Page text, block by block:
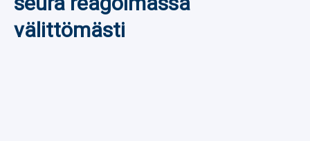
Yleisurheilu
välittömästi